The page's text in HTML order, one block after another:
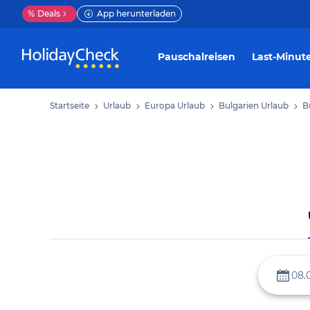
% Deals App herunterladen
Pauschalreisen Last-
Startseite Urlaub Europa Urlaub Bulgarien Urlaub